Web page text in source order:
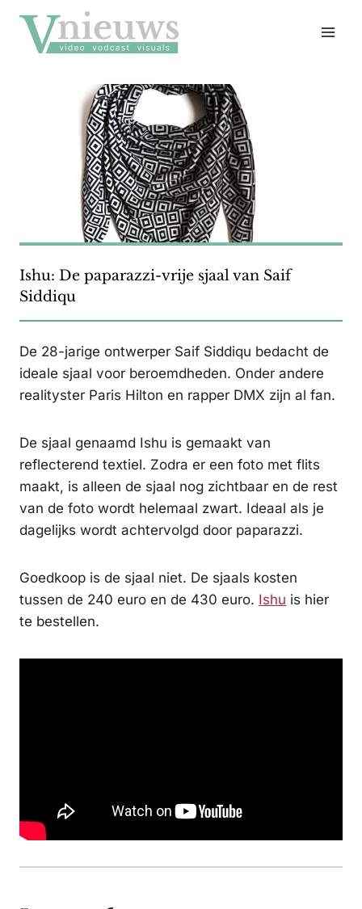
naar
inhoud
Ishu: De paparazzi-vrije sjaal van Saif
Siddiqu
De 28-jarige ontwerper Saif Siddiqu bedacht de
ideale sjaal voor beroemdheden. Onder andere
realityster Paris Hilton en rapper DMX zijn al fan.
De sjaal genaamd Ishu is gemaakt van
reflecterend textiel. Zodra er een foto met flits
maakt, is alleen de sjaal nog zichtbaar en de rest
van de foto wordt helemaal zwart. Ideaal als je
dagelijks wordt achtervolgd door paparazzi.
Goedkoop is de sjaal niet. De sjaals kosten
tussen de 240 euro en de 430 euro. Ishu is hier
te bestellen.